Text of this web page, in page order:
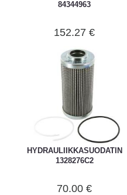
84344963
152.27 €
HYDRAULIIKKASUODATIN
1328276C2
70.00 €